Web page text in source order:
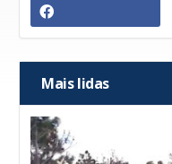
Mais lidas